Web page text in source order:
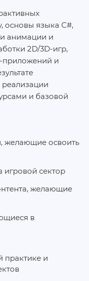
основы языка C#,
анимации и
2D/3D-игр,
приложений и
и базовой
желающие освоить
сектор
желающие
в
практике и